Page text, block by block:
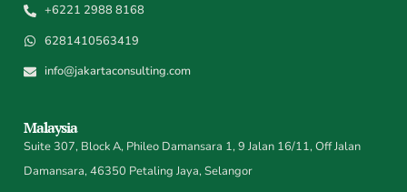
+6221 2988 8168
6281410563419
info@jakartaconsulting.com
Malaysia
Suite 307, Block A, Phileo Damansara 1, 9 Jalan 16/11, Off Jalan
Damansara, 46350 Petaling Jaya, Selangor